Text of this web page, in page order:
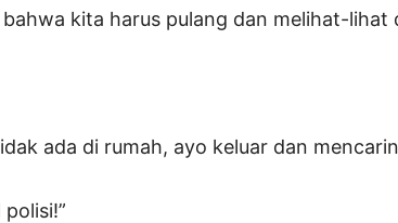
kita harus pulang dan melihat-lihat
ada di rumah, ayo keluar dan